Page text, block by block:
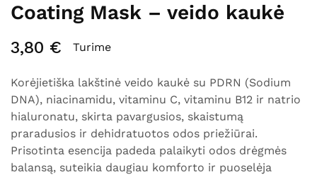
Coating Mask – veido kaukė
3,80 € Turime
Korėjietiška lakštinė veido kaukė su PDRN (Sodium
DNA), niacinamidu, vitaminu C, vitaminu B12 ir natrio
hialuronatu, skirta pavargusios, skaistumą
praradusios ir dehidratuotos odos priežiūrai.
Prisotinta esencija padeda palaikyti odos drėgmės
balansą, suteikia daugiau komforto ir puoselėja